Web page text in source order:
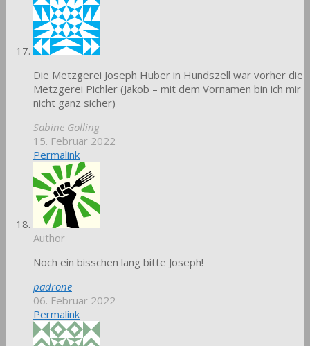
Die Metzgerei Joseph Huber in Hundszell war vorher die
Metzgerei Pichler (Jakob – mit dem Vornamen bin ich mir
nicht ganz sicher)
Sabine Golling
15. Februar 2022
Permalink
Author
Noch ein bisschen lang bitte Joseph!
padrone
06. Februar 2022
Permalink